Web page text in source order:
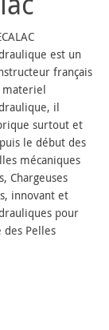
est un
français
materiel
il
surtout et
le début des
mécaniques
Chargeuses
innovant et
pour
des Pelles